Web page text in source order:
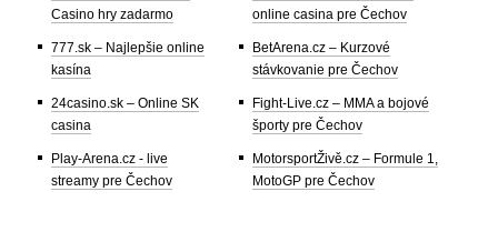
Casino hry zadarmo
777.sk – Najlepšie online
kasína
24casino.sk – Online SK
casina
Play-Arena.cz - live
streamy pre Čechov
online casina pre Čechov
BetArena.cz – Kurzové
stávkovanie pre Čechov
Fight-Live.cz – MMA a bojové
športy pre Čechov
MotorsportŽivě.cz – Formule 1,
MotoGP pre Čechov